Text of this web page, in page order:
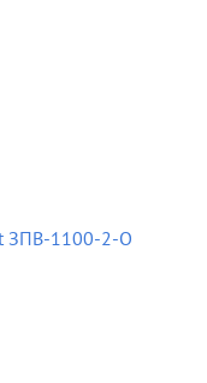
ЗПВ-1100-2-О